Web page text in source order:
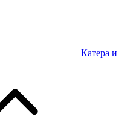
Катера и